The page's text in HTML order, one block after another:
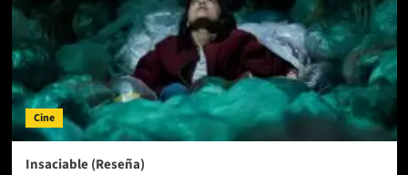
Cine
Insaciable (Reseña)